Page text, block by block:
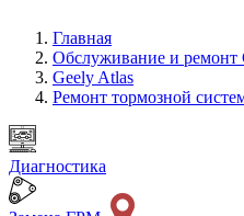
Главная
Обслуживание и ремонт
Geely Atlas
Ремонт тормозной
Диагностика